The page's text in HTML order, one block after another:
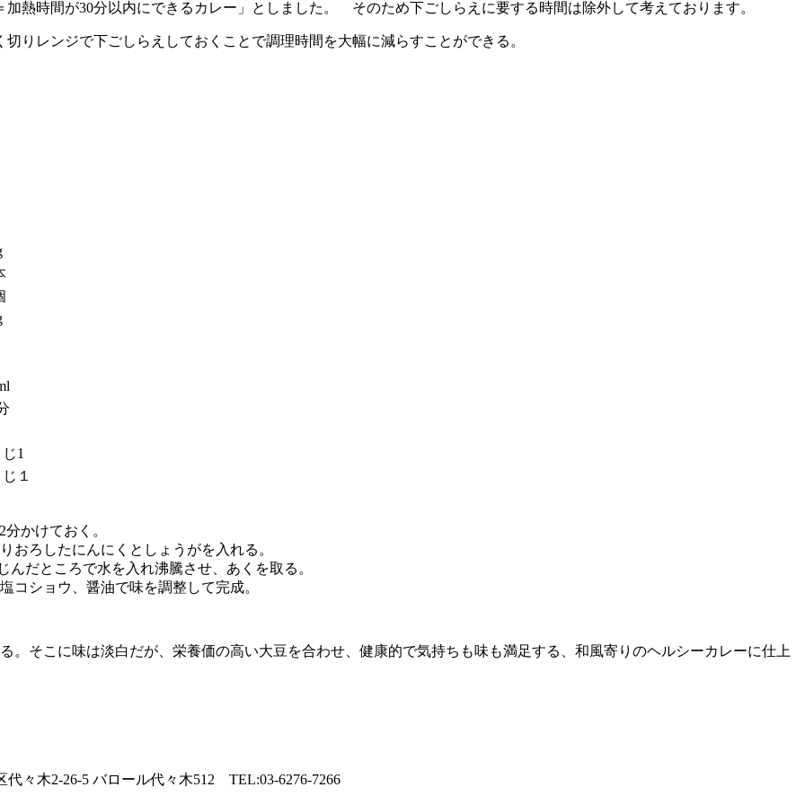
りレンジで下ごしらえしておくことで調理時間を大幅に減らすことができる。
1
１
かけておく。
おろしたにんにくとしょうがを入れる。
だところで水を入れ沸騰させ、あくを取る。
コショウ、醤油で味を調整して完成。
。そこに味は淡白だが、栄養価の高い大豆を合わせ、健康的で気持ちも味も満足する、和風寄りのヘルシーカレーに仕上